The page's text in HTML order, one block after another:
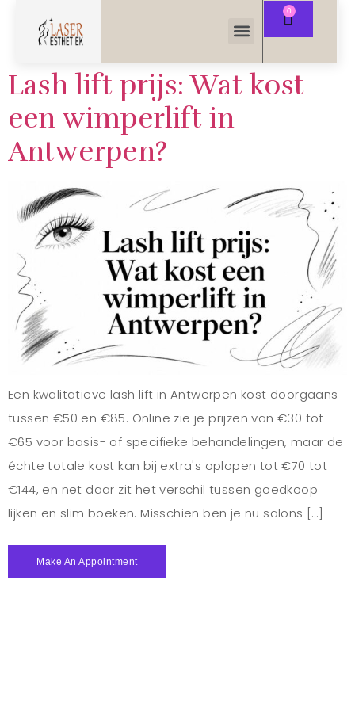
Lash lift prijs: Wat kost
een wimperlift in
Antwerpen?
Een kwalitatieve lash lift in Antwerpen kost doorgaans
tussen €50 en €85. Online zie je prijzen van €30 tot
€65 voor basis- of specifieke behandelingen, maar de
échte totale kost kan bij extra's oplopen tot €70 tot
€144, en net daar zit het verschil tussen goedkoop
lijken en slim boeken. Misschien ben je nu salons […]
Make An Appointment